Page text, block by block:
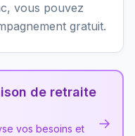
vous pouvez
gratuit.
de retraite
vos besoins et
→